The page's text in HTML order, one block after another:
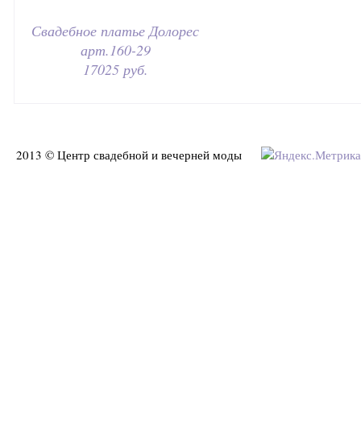
Свадебное платье Долорес
арт.160-29
17025 руб.
2013 © Центр свадебной и вечерней моды